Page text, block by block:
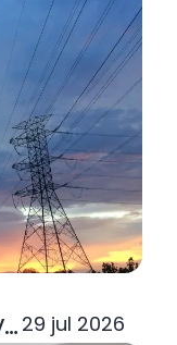
factura de
29 jul 2026